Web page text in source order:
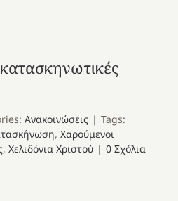
Ανακοινώσεις | Tags:
, Χαρούμενοι
, Χελιδόνια Χριστού | 0 Σχόλια